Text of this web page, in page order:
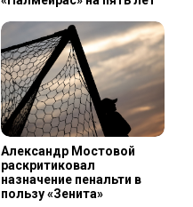
Александр Мостовой
раскритиковал
назначение пенальти в
пользу «Зенита»